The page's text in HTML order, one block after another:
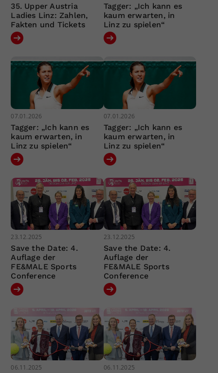
35. Upper Austria
Ladies Linz: Zahlen,
Fakten und Tickets
Tagger: „Ich kann es
kaum erwarten, in
Linz zu spielen“
07.01.2026
Tagger: „Ich kann es
kaum erwarten, in
Linz zu spielen“
07.01.2026
Tagger: „Ich kann es
kaum erwarten, in
Linz zu spielen“
23.12.2025
Save the Date: 4.
Auflage der
FE&MALE Sports
Conference
23.12.2025
Save the Date: 4.
Auflage der
FE&MALE Sports
Conference
06.11.2025 06.11.2025